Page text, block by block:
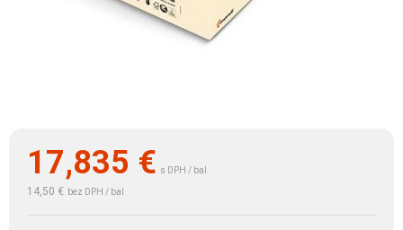
17,835 € s DPH / bal
14,50 € bez DPH / bal